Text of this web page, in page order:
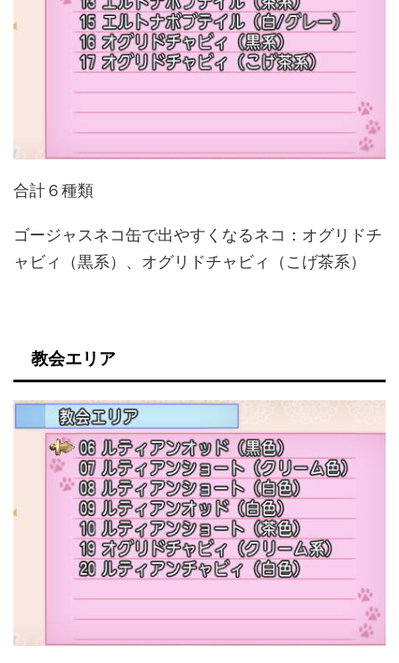
合計６種類
ゴージャスネコ缶で出やすくなるネコ：オグリドチ
ャビィ（黒系）、オグリドチャビィ（こげ茶系）
教会エリア